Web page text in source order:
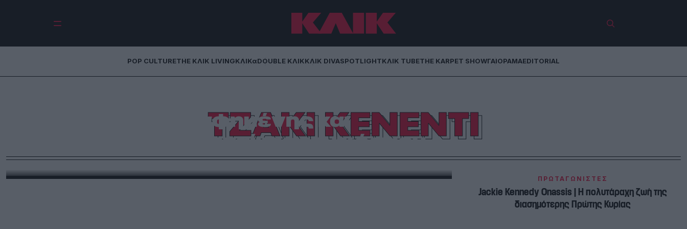
POP CULTURETHE ΚΛΙΚ LIVINGΚΛΙΚαDOUBLE ΚΛΙΚΚΛΙΚ DIVASPOTLIGHTΚΛΙΚ TUBETHE KARPET SHOWΓΑΙΟΡΑΜΑEDITORIAL
ΤΖΑΚΙ ΚΕΝΕΝΤΙ
φωτογραφημένης και
διασημότερης γυναίκας του κόσμου
ΠΡΩΤΑΓΩΝΙΣΤΕΣ
Jackie Kennedy Onassis | Η πολυτάραχη ζωή της
διασημότερης Πρώτης Κυρίας